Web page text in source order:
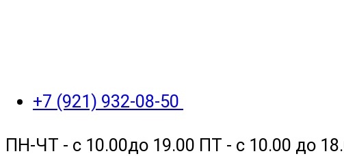
+7 (921) 932-08-50
ПН-ЧТ - с 10.00до 19.00 ПТ - с 10.00 до